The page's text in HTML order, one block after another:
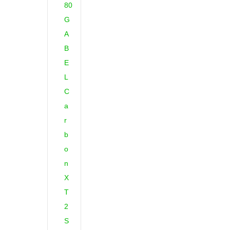
G
A
B
E
L
C
a
r
b
o
n
X
T
2
S